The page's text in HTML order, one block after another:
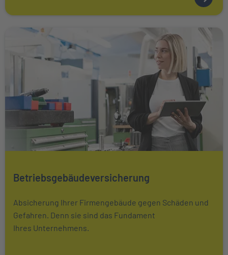
Weiter zu Betriebsgebäudeversicherung
Betriebsgebäudeversicherung
Absicherung Ihrer Firmengebäude gegen Schäden und
Gefahren. Denn sie sind das Fundament
Ihres Unternehmens.